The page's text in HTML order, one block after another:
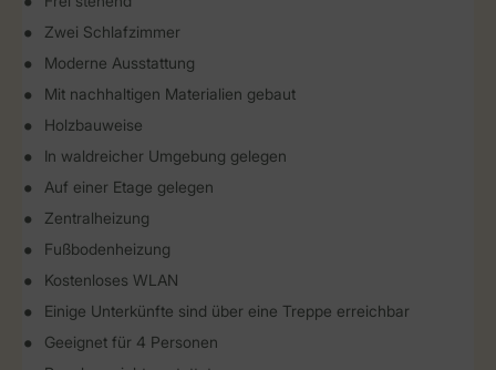
Zwei Schlafzimmer
Moderne Ausstattung
Mit nachhaltigen Materialien gebaut
Holzbauweise
In waldreicher Umgebung gelegen
Auf einer Etage gelegen
Zentralheizung
Fußbodenheizung
Kostenloses WLAN
Einige Unterkünfte sind über eine Treppe erreichbar
Geeignet für 4 Personen